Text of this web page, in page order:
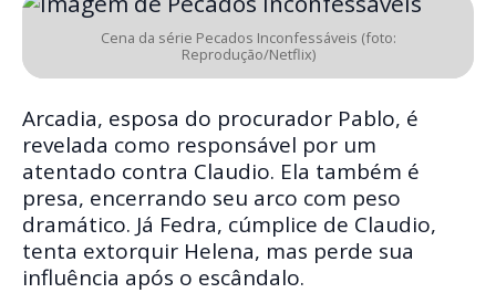
Cena da série Pecados Inconfessáveis (foto:
Reprodução/Netflix)
Arcadia, esposa do procurador Pablo, é
revelada como responsável por um
atentado contra Claudio. Ela também é
presa, encerrando seu arco com peso
dramático. Já Fedra, cúmplice de Claudio,
tenta extorquir Helena, mas perde sua
influência após o escândalo.